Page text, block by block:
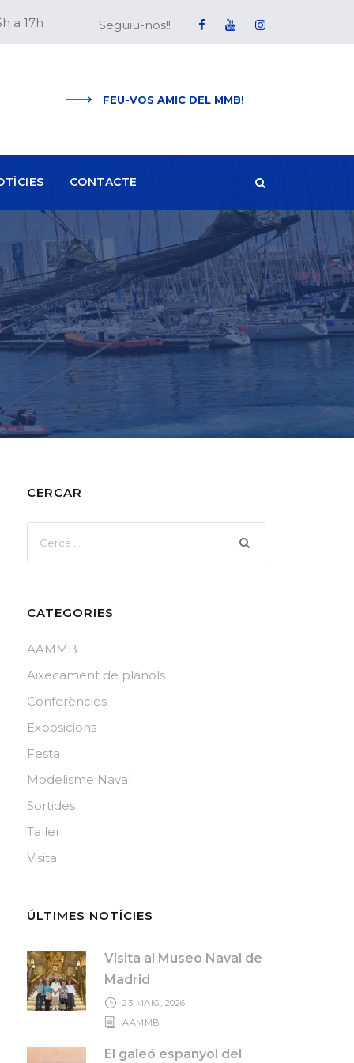
a 17h Seguiu-nos!!
FEU-VOS AMIC DEL MMB!
CONTACTE
CERCAR
CATEGORIES
AAMMB
Aixecament de plànols
Conferències
Exposicions
Festa
Modelisme Naval
Sortides
Taller
Visita
ÚLTIMES NOTÍCIES
Visita al Museo Naval de
Madrid
23 MAIG, 2026
AAMMB
El galeó espanyol del